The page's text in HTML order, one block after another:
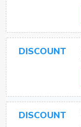
DISCOUNT
DISCOUNT